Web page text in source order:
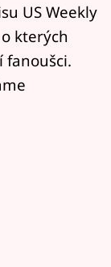
US Weekly
kterých
fanoušci.